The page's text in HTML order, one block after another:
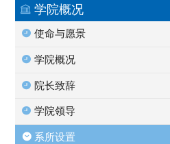
学院概况
使命与愿景
学院概况
院长致辞
学院领导
系所设置